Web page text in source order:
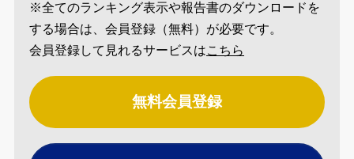
※全てのランキング表示や報告書のダウンロードを
する場合は、会員登録（無料）が必要です。
会員登録して見れるサービスはこちら
無料会員登録